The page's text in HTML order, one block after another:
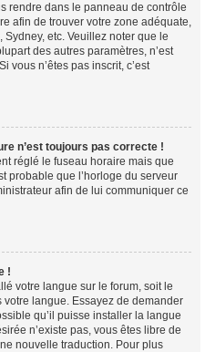
rendre dans le panneau de contrôle
afin de trouver votre zone adéquate,
etc. Veuillez noter que le
des autres paramètres, n’est
vous n’êtes pas inscrit, c’est
n’est toujours pas correcte !
réglé le fuseau horaire mais que
probable que l’horloge du serveur
afin de lui communiquer ce
!
votre langue sur le forum, soit le
votre langue. Essayez de demander
qu’il puisse installer la langue
n’existe pas, vous êtes libre de
nouvelle traduction. Pour plus